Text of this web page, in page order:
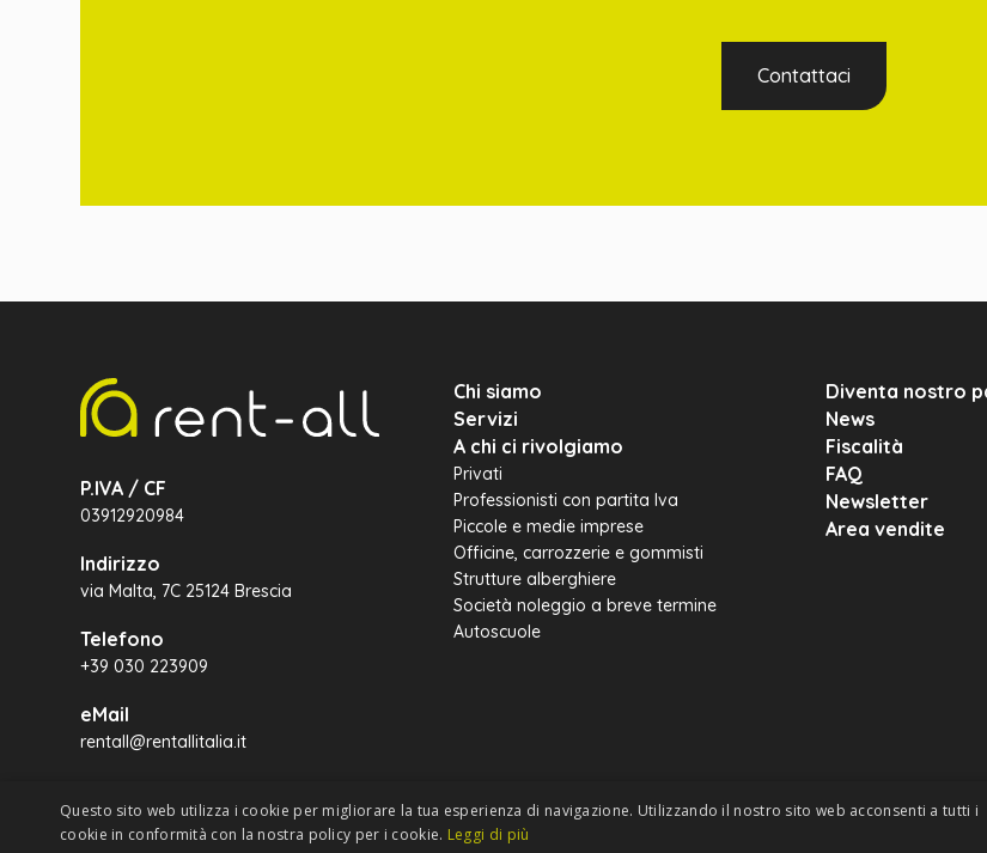
Contattaci
P.IVA / CF
03912920984
Indirizzo
via Malta, 7C 25124 Brescia
Telefono
+39 030 223909
eMail
rentall@rentallitalia.it
Chi siamo
Servizi
A chi ci rivolgiamo
Privati
Professionisti con partita Iva
Piccole e medie imprese
Officine, carrozzerie e gommisti
Strutture alberghiere
Società noleggio a breve termine
Autoscuole
Diventa nostro
News
Fiscalità
FAQ
Newsletter
Area vendite
Questo sito web utilizza i cookie per migliorare la tua esperienza di navigazione. Utilizzando il nostro sito web acconsenti a tutti i
cookie in conformità con la nostra policy per i cookie. Leggi di più